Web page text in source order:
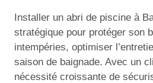
Installer un abri de piscine à
stratégique pour protéger son
intempéries, optimiser
saison de baignade. Avec un
nécessité croissante de